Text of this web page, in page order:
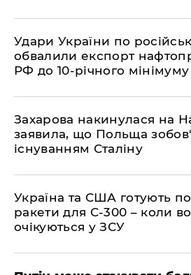
​Удари України по
обвалили експорт
РФ до 10-річного мінімуму
​Захарова накинулася на
заявила, що Польща
існуванням Сталіну
​Україна та США готують
ракети для С-300 – коли
очікуються у ЗСУ